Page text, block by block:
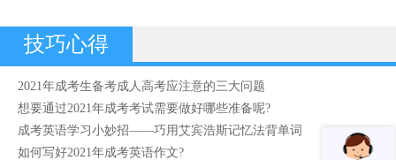
技巧心得
2021年成考生备考成人高考应注意的三大问题
想要通过2021年成考考试需要做好哪些准备呢?
成考英语学习小妙招——巧用艾宾浩斯记忆法背单词
如何写好2021年成考英语作文?